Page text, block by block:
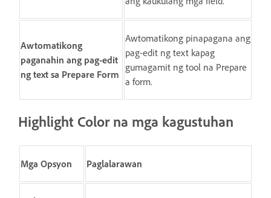
Awtomatikong
paganahin ang pag-edit
ng text sa Prepare Form
Awtomatikong pinapagana ang
pag-edit ng text kapag
gumagamit ng tool na Prepare
a form.
Highlight Colorna mga kagustuhan
Mga Opsyon Paglalarawan